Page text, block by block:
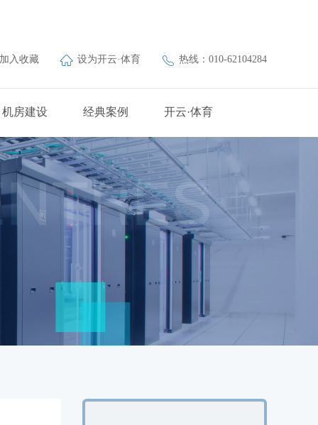
加入收藏 设为开云·体育 热线：010-62104284
机房建设 经典案例 开云·体育